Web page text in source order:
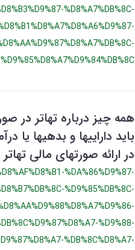
%D8%A7%DB%8C-
%D9%85%D8%A7%D9%84%DB%8C
همه چیز درباره تهاتر در
باید داراييها و بدهيها یا
در ارائه صورتهای مالی
%DA%86%D9%87-
%D9%85%DB%8C-
%D9%88-
%DB%8C%D8%A7-